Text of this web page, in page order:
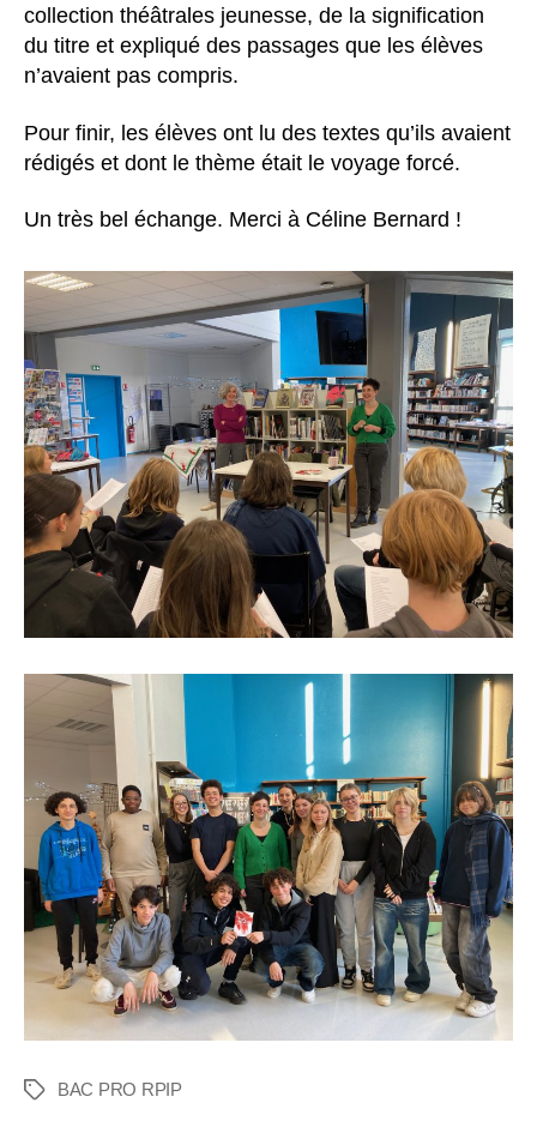
collection théâtrales jeunesse, de la signification
du titre et expliqué des passages que les élèves
n’avaient pas compris.
Pour finir, les élèves ont lu des textes qu’ils avaient
rédigés et dont le thème était le voyage forcé.
Un très bel échange. Merci à Céline Bernard !
BAC PRO RPIP